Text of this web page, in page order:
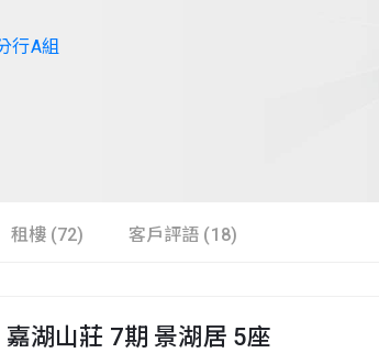
行A組
租樓 (72) 客戶評語 (18)
嘉湖山莊 7期 景湖居 5座